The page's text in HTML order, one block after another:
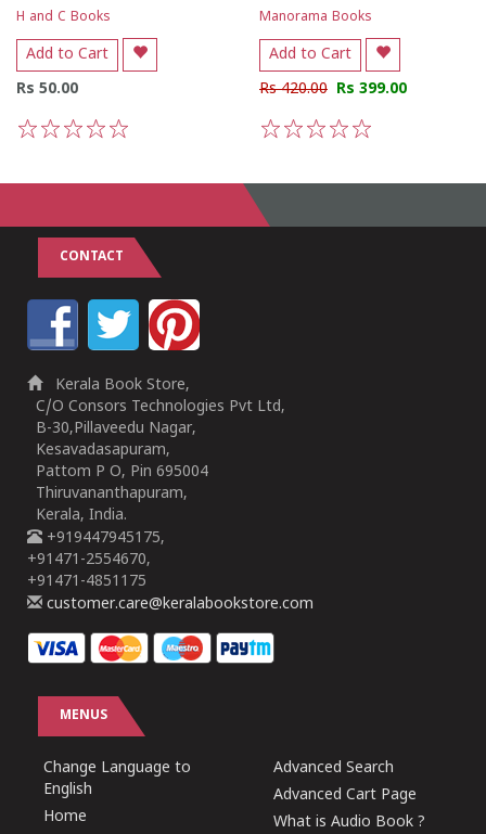
H and C Books
Add to Cart
Rs 50.00
Manorama Books
Add to Cart
Rs 420.00 Rs 399.00
CONTACT
Kerala Book Store,
C/O Consors Technologies Pvt Ltd,
B-30,Pillaveedu Nagar,
Kesavadasapuram,
Pattom P O, Pin 695004
Thiruvananthapuram,
Kerala, India.
+919447945175,
+91471-2554670,
+91471-4851175
customer.care@keralabookstore.com
MENUS
Change Language to
English
Home
Advanced Search
Advanced Cart Page
What is Audio Book ?